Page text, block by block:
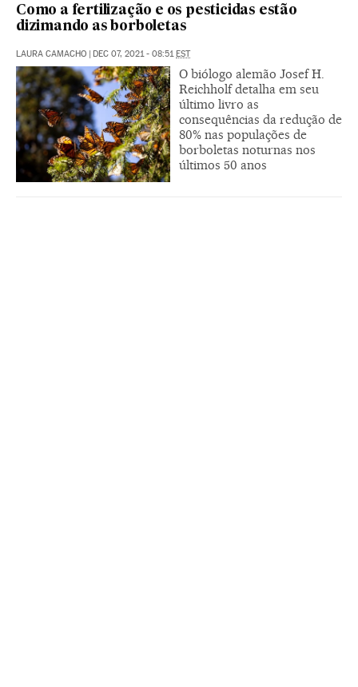
Como a fertilização e os pesticidas estão
dizimando as borboletas
LAURA CAMACHO DEC 07, 2021 - 08:51 EST
O biólogo alemão Josef H.
Reichholf detalha em seu
último livro as
consequências da redução de
80% nas populações de
borboletas noturnas nos
últimos 50 anos